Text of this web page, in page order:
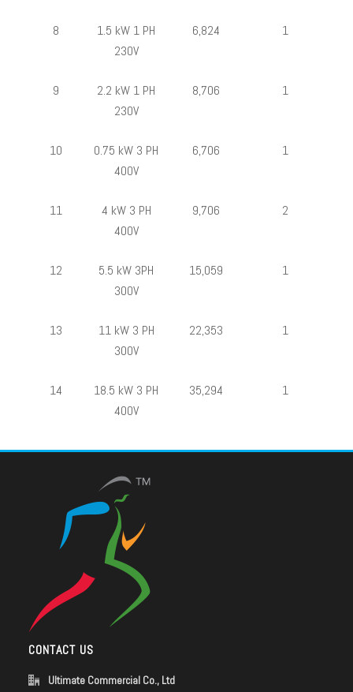
8
1.5 kW 1 PH
230V
6,824 1
9
2.2 kW 1 PH
230V
8,706 1
10
0.75 kW 3 PH
400V
6,706 1
11
4 kW 3 PH
400V
9,706 2
12
5.5 kW 3PH
300V
15,059 1
13
11 kW 3 PH
300V
22,353 1
14
18.5 kW 3 PH
400V
35,294 1
CONTACT US
Ultimate Commercial Co., Ltd